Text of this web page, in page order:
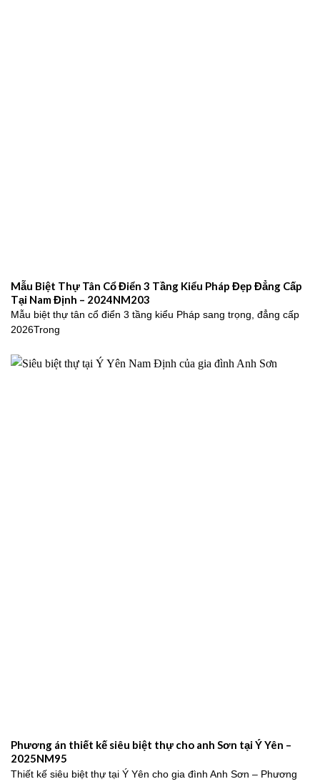
Mẫu Biệt Thự Tân Cổ Điển 3 Tầng Kiểu Pháp Đẹp Đẳng Cấp
Tại Nam Định – 2024NM203
Mẫu biệt thự tân cổ điển 3 tầng kiểu Pháp sang trọng, đẳng cấp
2026Trong
Phương án thiết kế siêu biệt thự cho anh Sơn tại Ý Yên –
2025NM95
Thiết kế siêu biệt thự tại Ý Yên cho gia đình Anh Sơn – Phương